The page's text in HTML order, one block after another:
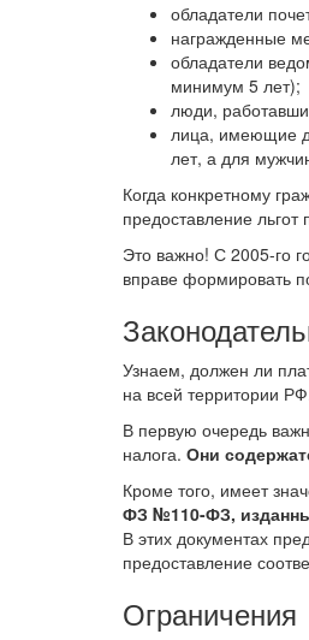
обладатели
награжденные
обладатели
минимум 5 лет);
люди,
лица, имеющие
лет, а для
Когда конкретному
предоставление льгот
Это важно! С 2005-го
вправе формировать
Узнаем, должен ли
на всей территории
В первую очередь
налога. Они
Кроме того, имеет
ФЗ №110-ФЗ,
В этих документах
предоставление
Ограничения